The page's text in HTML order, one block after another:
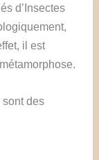
d’Insectes
il est
sont des